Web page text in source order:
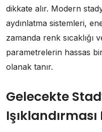
dikkate alır. Modern
aydınlatma sistemleri,
zamanda renk sıcaklığı
parametrelerin hassas
olanak tanır.
Gelecekte